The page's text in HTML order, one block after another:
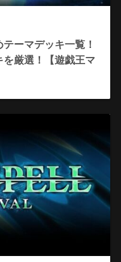
ーマデッキ一覧！
厳選！【遊戯王マ